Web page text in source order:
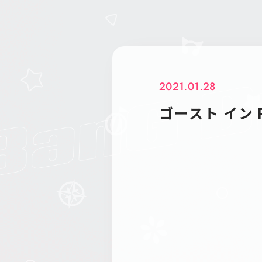
2021.01.28
ゴースト イン